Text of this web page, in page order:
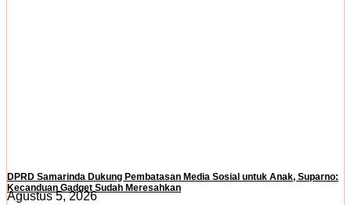
DPRD Samarinda Dukung Pembatasan Media Sosial untuk Anak, Suparno:
Kecanduan Gadget Sudah Meresahkan
Agustus 5, 2026